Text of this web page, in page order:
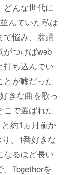
どんな世代に
んでいた私は
で悩み、盆踊
がつけばweb
ち込んでい
とが嘘だった
きな曲を歌っ
こで選ばれた
約1ヵ月前か
、1番好きな
なるほど長い
Togetherを